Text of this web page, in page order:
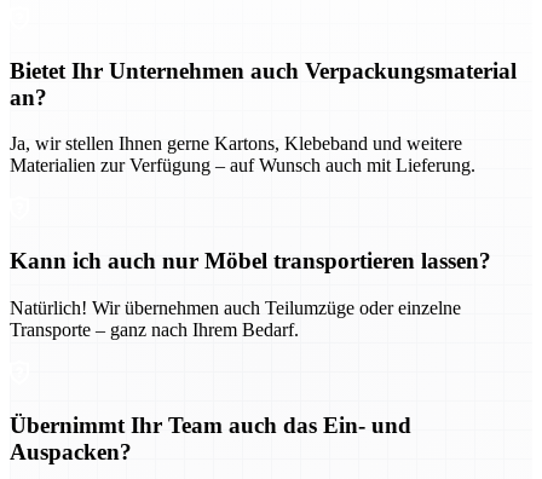
Bietet Ihr Unternehmen auch Verpackungsmaterial
an?
Ja, wir stellen Ihnen gerne Kartons, Klebeband und weitere
Materialien zur Verfügung – auf Wunsch auch mit Lieferung.
Kann ich auch nur Möbel transportieren lassen?
Natürlich! Wir übernehmen auch Teilumzüge oder einzelne
Transporte – ganz nach Ihrem Bedarf.
Übernimmt Ihr Team auch das Ein- und
Auspacken?